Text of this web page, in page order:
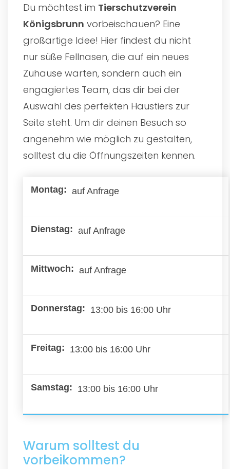
Du möchtest im Tierschutzverein
Königsbrunn vorbeischauen? Eine
großartige Idee! Hier findest du nicht
nur süße Fellnasen, die auf ein neues
Zuhause warten, sondern auch ein
engagiertes Team, das dir bei der
Auswahl des perfekten Haustiers zur
Seite steht. Um dir deinen Besuch so
angenehm wie möglich zu gestalten,
solltest du die Öffnungszeiten kennen.
auf Anfrage
auf Anfrage
auf Anfrage
13:00 bis 16:00 Uhr
13:00 bis 16:00 Uhr
13:00 bis 16:00 Uhr
Warum solltest du
vorbeikommen?